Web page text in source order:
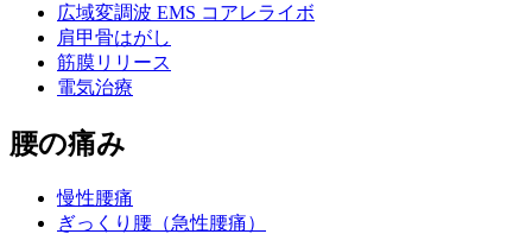
広域変調波 EMS コアレライボ
肩甲骨はがし
筋膜リリース
電気治療
腰の痛み
慢性腰痛
ぎっくり腰（急性腰痛）